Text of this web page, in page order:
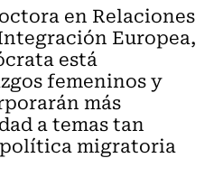
en Relaciones
Europea,
está
femeninos y
más
a temas tan
migratoria